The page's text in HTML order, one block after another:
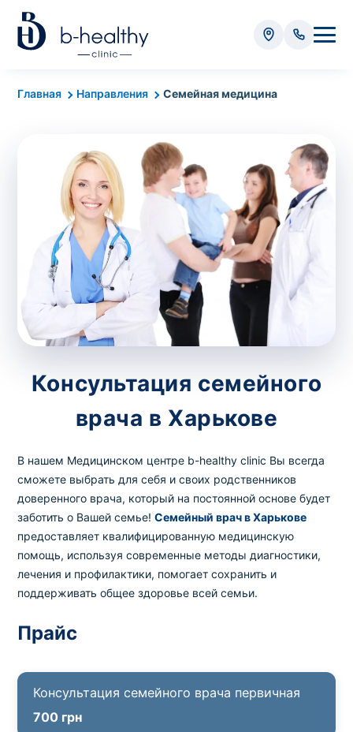
Главная Направления Семейная медицина
Консультация семейного
врача в Харькове
В нашем Медицинском центре b-healthy clinic Вы всегда
сможете выбрать для себя и своих родственников
доверенного врача, который на постоянной основе будет
заботить о Вашей семье!Семейный врач в Харькове
предоставляет квалифицированную медицинскую
помощь, используя современные методы диагностики,
лечения и профилактики, помогает сохранить и
поддерживать общее здоровье всей семьи.
Прайс
Консультация семейного врача первичная
700 грн
Анализы
Стоимость забора крови - 50 грн
Стоимость забора биоматериала (кроме
крови) – от 35 грн
Итого: 0 грн
Попередній запис на дослідження не
зіскрібки. Взяття біоматеріалу для них
виконує лікар – необхідий
специалисту.
Анализ на дому
Сохранить
Ваше имя*